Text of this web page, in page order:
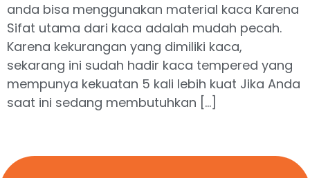
anda bisa menggunakan material kaca Karena
Sifat utama dari kaca adalah mudah pecah.
Karena kekurangan yang dimiliki kaca,
sekarang ini sudah hadir kaca tempered yang
mempunya kekuatan 5 kali lebih kuat Jika Anda
saat ini sedang membutuhkan […]